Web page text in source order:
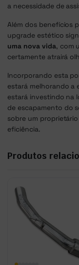
a necessidade de
Além dos benefícios
upgrade estético
uma nova vida, com
certamente atrairá
Incorporando esta
estará melhorando a
estará investindo na
de escapamento do
sobre um
eficiência.
Produtos